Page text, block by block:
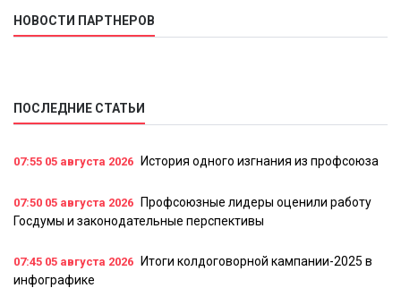
НОВОСТИ ПАРТНЕРОВ
ПОСЛЕДНИЕ СТАТЬИ
07:55 05 августа 2026 История одного изгнания из профсоюза
07:50 05 августа 2026
Профсоюзные лидеры оценили работу
Госдумы и законодательные перспективы
07:45 05 августа 2026
Итоги колдоговорной кампании-2025 в
инфографике